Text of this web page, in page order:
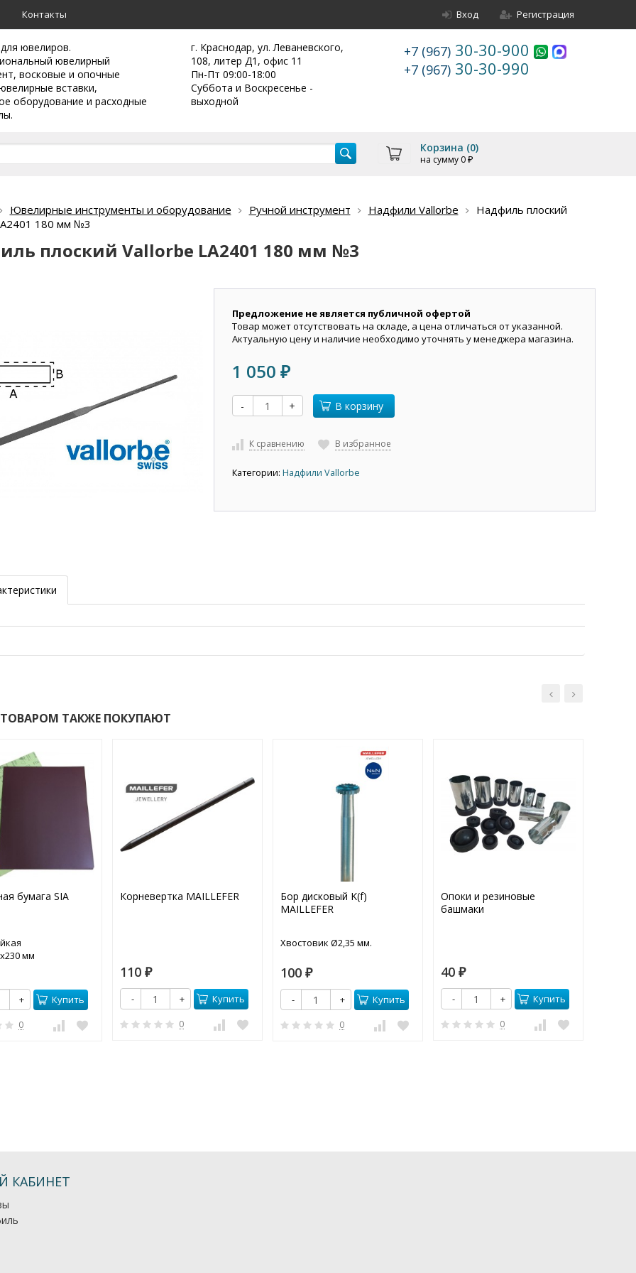
Контакты Вход Регистрация
ювелиров.
ювелирный
восковые и опочные
вставки,
оборудование и расходные
г. Краснодар, ул. Леваневского,
108, литер Д1, офис 11
Пн-Пт 09:00-18:00
Суббота и Воскресенье -
выходной
+7 (967) 30-30-900
+7 (967) 30-30-990
Корзина (0)
на сумму 0 ₽
Ювелирные инструменты и оборудование Ручной инструмент Надфили Vallorbe
Надфиль плоский
180 мм №3
плоский Vallorbe LA2401 180 мм №3
Предложение не является публичной офертой
Товар может отсутствовать на складе, а цена отличаться от указанной.
Актуальную цену и наличие необходимо уточнять у менеджера магазина.
1 050 ₽
- + В корзину
К сравнению В избранное
Категории: Надфили Vallorbe
ТАКЖЕ ПОКУПАЮТ
бумага SIA
мм
+ Купить
0
Корневертка MAILLEFER
110 ₽
- + Купить
0
Бор дисковый K(f)
MAILLEFER
Хвостовик Ø2,35 мм.
100 ₽
- + Купить
0
Опоки и резиновые
башмаки
40 ₽
- + Купить
0
КАБИНЕТ